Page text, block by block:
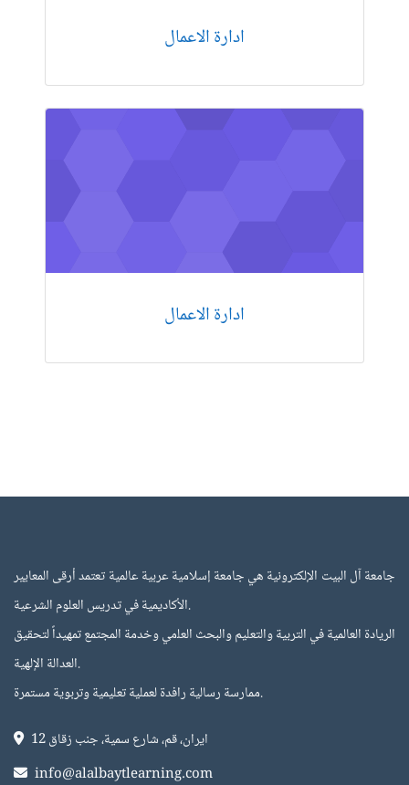
ادارة الاعمال
ادارة الاعمال
جامعة آل البيت الإلكترونية هي جامعة إسلامية عربية عالمية تعتمد أرقى المعايير
الأكاديمية في تدريس العلوم الشرعية.
اﻟﺮﻳﺎدة اﻟﻌﺎﻟﻤﻴﺔ في اﻟﺘﺮﺑﻴﺔ واﻟﺘﻌﻠﻴﻢ واﻟﺒﺤﺚ اﻟﻌﻠمي وﺧﺪﻣﺔ اﻟﻤﺠﺘﻤﻊ ﺗﻤﻬﻴﺪاً ﻟﺘﺤﻘﻴﻖ
اﻟﻌﺪاﻟﺔ اﻹﻟﻬﻴﺔ.
ﻣﻤﺎرﺳﺔ رﺳﺎﻟﻴﺔ راﻓﺪة ﻟﻌﻤﻠﻴﺔ ﺗﻌﻠﻴﻤﻴﺔ وﺗﺮﺑﻮﻳﺔ ﻣﺴﺘﻤﺮة.
ايران، قم، شارع سمية، جنب زقاق 12
info@alalbaytlearning.com